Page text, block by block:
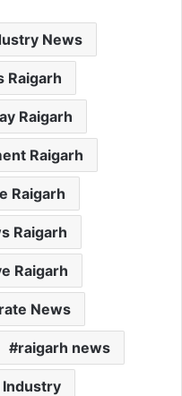
News
Raigarh
Raigarh
Raigarh
Raigarh
Raigarh
Raigarh
News
raigarh news
Industry